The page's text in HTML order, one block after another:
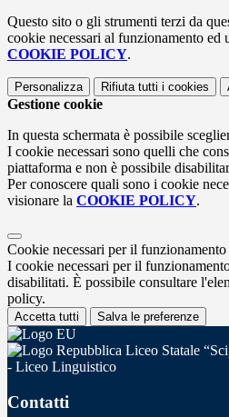
Questo sito o gli strumenti terzi da
cookie necessari al funzionamento
COOKIE POLICY.
Personalizza Rifiuta tutti i cookies
Gestione cookie
In questa schermata è possibile
I cookie necessari sono quelli che
piattaforma e non è possibile
Per conoscere quali sono i cookie
visionare la COOKIE POLICY.
Cookie necessari per il funzionamento
I cookie necessari per il
disabilitati. È possibile consultare
policy.
Accetta tutti Salva le preferenze
Liceo Statale
- Liceo Linguistico
Contatti